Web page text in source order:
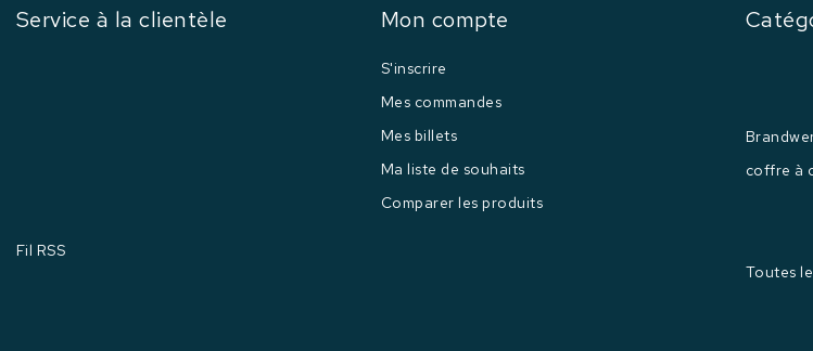
Service à la clientèle
Fil RSS
Mon compte
S'inscrire
Mes commandes
Mes billets
Ma liste de souhaits
Comparer les produits
coffre à
Toutes